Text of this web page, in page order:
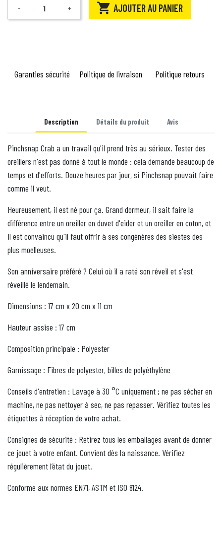
Quantité
- +  AJOUTER AU PANIER
Garanties sécurité Politique de livraison Politique retours
Description Détails du produit Avis
Pinchsnap Crab a un travail qu'il prend très au sérieux. Tester des
oreillers n'est pas donné à tout le monde : cela demande beaucoup de
temps et d'efforts. Douze heures par jour, si Pinchsnap pouvait faire
comme il veut.
Heureusement, il est né pour ça. Grand dormeur, il sait faire la
différence entre un oreiller en duvet d'eider et un oreiller en coton, et
il est convaincu qu'il faut offrir à ses congénères des siestes des
plus moelleuses.
Son anniversaire préféré ? Celui où il a raté son réveil et s'est
réveillé le lendemain.
Dimensions : 17 cm x 20 cm x 11 cm
Hauteur assise : 17 cm
Composition principale : Polyester
Garnissage : Fibres de polyester, billes de polyéthylène
Conseils d'entretien : Lavage à 30 °C uniquement ; ne pas sécher en
machine, ne pas nettoyer à sec, ne pas repasser. Vérifiez toutes les
étiquettes à réception de votre achat.
Consignes de sécurité : Retirez tous les emballages avant de donner
ce jouet à votre enfant. Convient dès la naissance. Vérifiez
régulièrement l’état du jouet.
Conforme aux normes EN71, ASTM et ISO 8124.